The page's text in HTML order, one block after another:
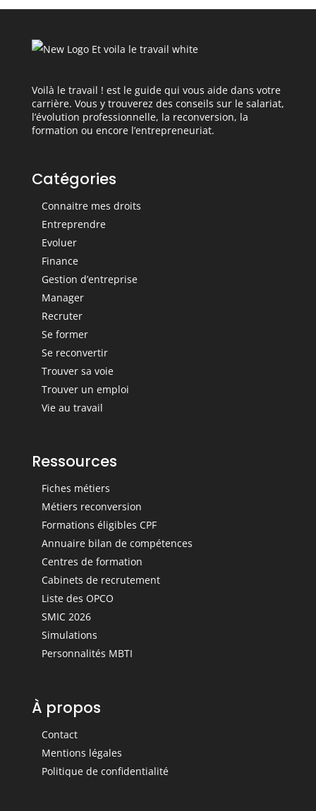
Voilà le travail ! est le guide qui vous aide dans votre
carrière. Vous y trouverez des conseils sur le salariat,
l’évolution professionnelle, la reconversion, la
formation ou encore l’entrepreneuriat.
Catégories
Connaitre mes droits
Entreprendre
Evoluer
Finance
Gestion d’entreprise
Manager
Recruter
Se former
Se reconvertir
Trouver sa voie
Trouver un emploi
Vie au travail
Ressources
Fiches métiers
Métiers reconversion
Formations éligibles CPF
Annuaire bilan de compétences
Centres de formation
Cabinets de recrutement
Liste des OPCO
SMIC 2026
Simulations
Personnalités MBTI
À propos
Contact
Mentions légales
Politique de confidentialité